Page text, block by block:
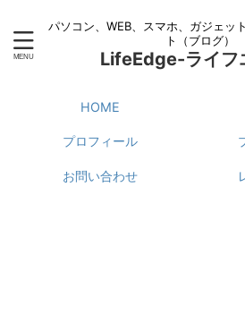
パソコン、WEB、スマホ、ガジェッ
ト（ブログ）
LifeEdge-ライフ
HOME
プロフィール
お問い合わせ